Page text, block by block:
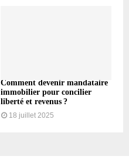
Comment devenir mandataire
immobilier pour concilier
liberté et revenus ?
18 juillet 2025